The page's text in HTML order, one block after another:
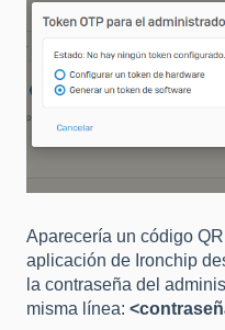
Aparecería un código
aplicación de Ironchip
la contraseña del
misma línea: